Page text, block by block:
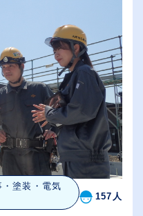
塗装・電気
157人